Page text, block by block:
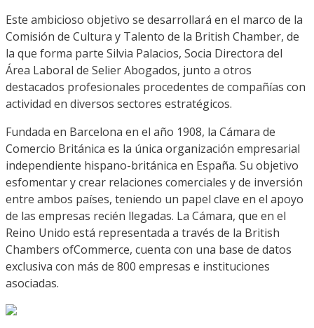
Este ambicioso objetivo se desarrollará en el marco de la
Comisión de Cultura y Talento de la British Chamber, de
la que forma parte Silvia Palacios, Socia Directora del
Área Laboral de Selier Abogados, junto a otros
destacados profesionales procedentes de compañías con
actividad en diversos sectores estratégicos.
Fundada en Barcelona en el año 1908, la Cámara de
Comercio Británica es la única organización empresarial
independiente hispano-británica en España. Su objetivo
esfomentar y crear relaciones comerciales y de inversión
entre ambos países, teniendo un papel clave en el apoyo
de las empresas recién llegadas. La Cámara, que en el
Reino Unido está representada a través de la British
Chambers ofCommerce, cuenta con una base de datos
exclusiva con más de 800 empresas e instituciones
asociadas.